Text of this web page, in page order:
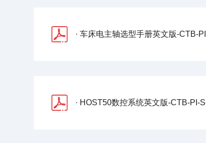
· 车床电主轴选型手册英文版-CTB-
· HOST50数控系统英文版-CTB-PI-